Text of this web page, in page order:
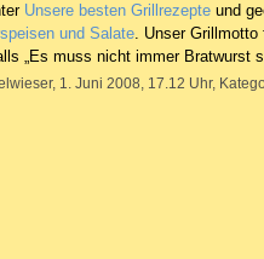
Unsere besten Grillrezepte und
und Salate. Unser
„Es muss nicht immer Bratwurst
1. Juni 2008, 17.12 Uhr,